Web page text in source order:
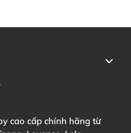
cao cấp chính hãng từ